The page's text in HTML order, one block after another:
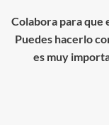
Colabora para
Puedes hacerlo
es muy